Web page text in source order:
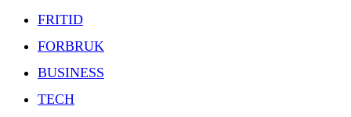
FRITID
FORBRUK
BUSINESS
TECH